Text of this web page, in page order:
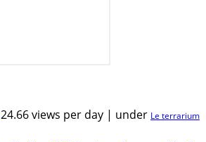
24.66 views per day | under Le terrarium